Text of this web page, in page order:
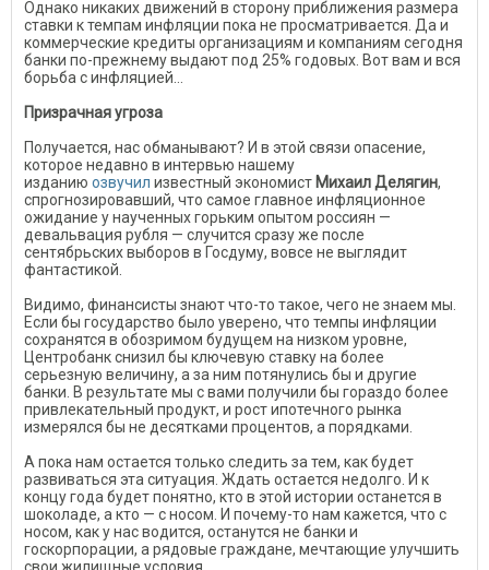
Однако никаких движений в сторону приближения размера
ставки к темпам инфляции пока не просматривается. Да и
коммерческие кредиты организациям и компаниям сегодня
банки по-прежнему выдают под 25% годовых. Вот вам и вся
борьба с инфляцией…
Призрачная угроза
Получается, нас обманывают? И в этой связи опасение,
которое недавно в интервью нашему
изданию озвучил известный экономист Михаил Делягин,
спрогнозировавший, что самое главное инфляционное
ожидание у наученных горьким опытом россиян —
девальвация рубля — случится сразу же после
сентябрьских выборов в Госдуму, вовсе не выглядит
фантастикой.
Видимо, финансисты знают что-то такое, чего не знаем мы.
Если бы государство было уверено, что темпы инфляции
сохранятся в обозримом будущем на низком уровне,
Центробанк снизил бы ключевую ставку на более
серьезную величину, а за ним потянулись бы и другие
банки. В результате мы с вами получили бы гораздо более
привлекательный продукт, и рост ипотечного рынка
измерялся бы не десятками процентов, а порядками.
А пока нам остается только следить за тем, как будет
развиваться эта ситуация. Ждать остается недолго. И к
концу года будет понятно, кто в этой истории останется в
шоколаде, а кто — с носом. И почему-то нам кажется, что с
носом, как у нас водится, останутся не банки и
госкорпорации, а рядовые граждане, мечтающие улучшить